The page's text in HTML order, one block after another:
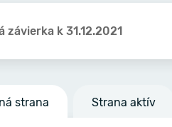
závierka k 31.12.2021
strana Strana aktív